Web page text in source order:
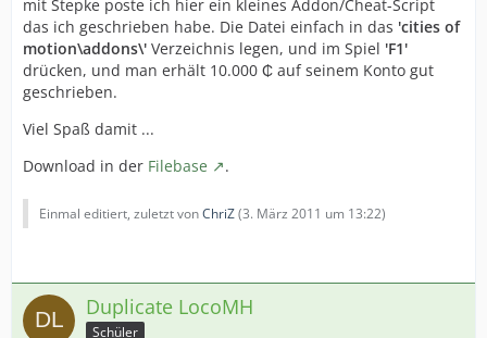
mit Stepke poste ich hier ein kleines Addon/Cheat-Script
das ich geschrieben habe. Die Datei einfach in das 'cities of
motion\addons\' Verzeichnis legen, und im Spiel 'F1'
drücken, und man erhält 10.000 ₵ auf seinem Konto gut
geschrieben.
Viel Spaß damit ...
Download in der Filebase .
Einmal editiert, zuletzt vonChriZ(3. März 2011 um 13:22)
Duplicate LocoMH
Schüler